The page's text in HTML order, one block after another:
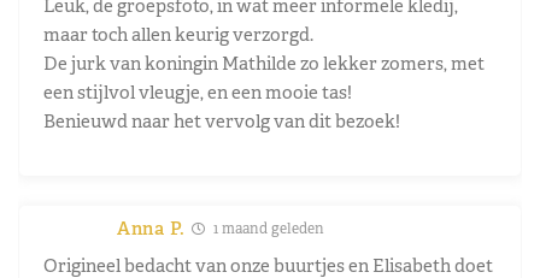
Leuk, de groepsfoto, in wat meer informele kledij,
maar toch allen keurig verzorgd.
De jurk van koningin Mathilde zo lekker zomers, met
een stijlvol vleugje, en een mooie tas!
Benieuwd naar het vervolg van dit bezoek!
Anna P. 1 maand geleden
Origineel bedacht van onze buurtjes en Elisabeth doet